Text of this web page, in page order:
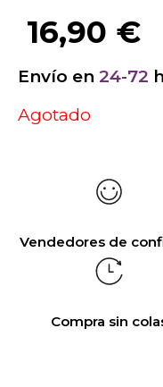
16,90 €
Envío en 24-72
Agotado
Vendedores de
Compra sin